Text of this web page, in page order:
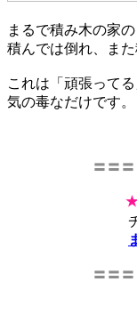
まるで積み木の家
積んでは倒れ、また
これは「頑張って
気の毒なだけです。
〓〓
★
〓〓